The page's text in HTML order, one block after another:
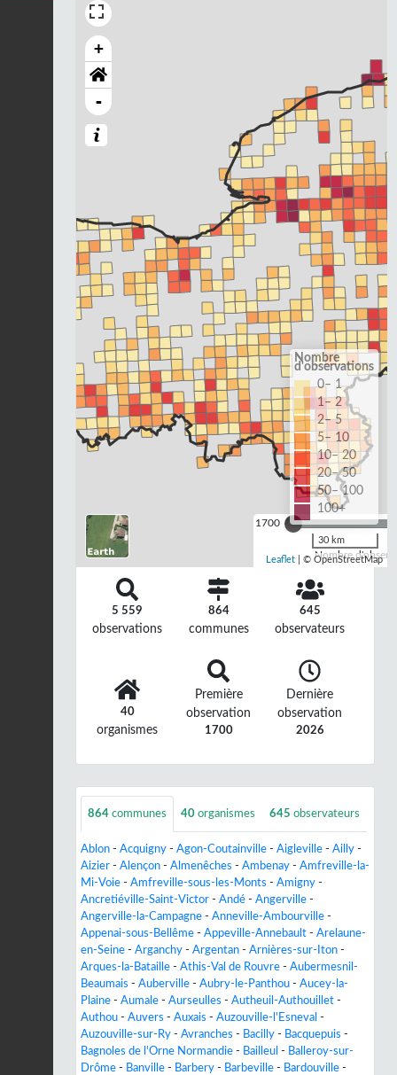
+
-
1700
Nombre
Nombre
d'observations
0– 1
1– 2
2– 5
5– 10
10– 20
20– 50
50– 100
100+
30 km
Leaflet | © OpenStreetMap
5 559
observations
864
communes
645
observateurs
40
organismes
Première
observation
1700
Dernière
observation
2026
864 communes 40 organismes 645 observateurs
Ablon - Acquigny - Agon-Coutainville - Aigleville - Ailly -
Aizier - Alençon - Almenêches - Ambenay - Amfreville-la-
Mi-Voie - Amfreville-sous-les-Monts - Amigny -
Ancretiéville-Saint-Victor - Andé - Angerville -
Angerville-la-Campagne - Anneville-Ambourville -
Appenai-sous-Bellême - Appeville-Annebault - Arelaune-
en-Seine - Arganchy - Argentan - Arnières-sur-Iton -
Arques-la-Bataille - Athis-Val de Rouvre - Aubermesnil-
Beaumais - Auberville - Aubry-le-Panthou - Aucey-la-
Plaine - Aumale - Aurseulles - Autheuil-Authouillet -
Authou - Auvers - Auxais - Auzouville-l'Esneval -
Auzouville-sur-Ry - Avranches - Bacilly - Bacquepuis -
Bagnoles de l'Orne Normandie - Bailleul - Balleroy-sur-
Drôme - Banville - Barbery - Barbeville - Bardouville -